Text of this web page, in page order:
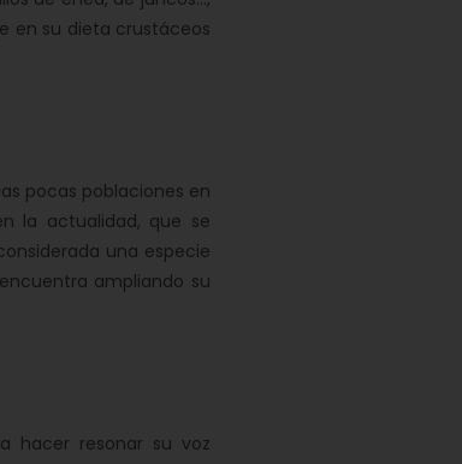
en su dieta crustáceos
pocas poblaciones en
la actualidad, que se
una especie
ampliando su
resonar su voz